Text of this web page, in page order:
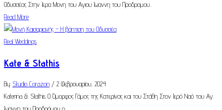
Οδυσσέας Στην Ιερα Μονη του Αγιου Ιωαννη του Προδρομου...
Read More
Real Weddings
Kate & Stathis
By Studio Corazon / 2 Φεβρουαρίου, 2024
Katerina & Stathis Ο Όμορφος Γάμος της Κατερίνας και του Στάθη Στον Ιερό Ναό του Αγ.